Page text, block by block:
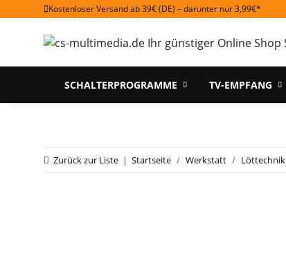
Kostenloser Versand ab 39€ (DE) – darunter nur 3,99€*
SCHALTERPROGRAMME TV-EMPFANG
Zurück zur Liste Startseite Werkstatt Löttechnik